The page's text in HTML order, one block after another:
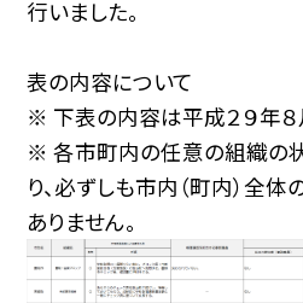
行いました。
表の内容について
※ 下表の内容は平成２９年８
※ 各市町内の任意の組織の
り、必ずしも市内（町内）全
ありません。